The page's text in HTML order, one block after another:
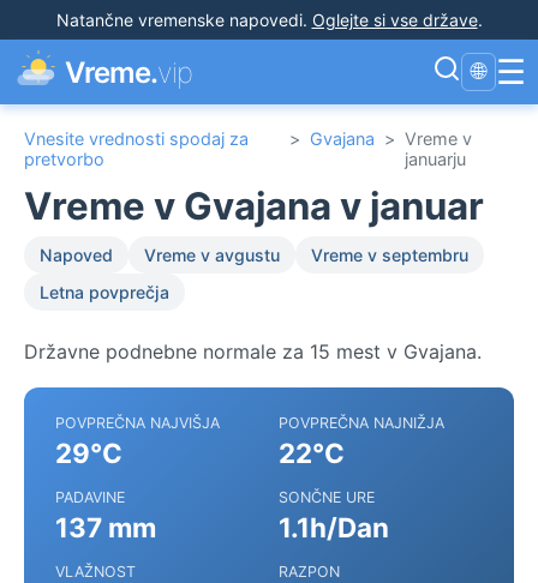
Natančne vremenske napovedi. Oglejte si vse države.
Vreme.vip 🌐 ☰
Vnesite vrednosti spodaj za
pretvorbo
> Gvajana > Vreme v
januarju
Vreme v Gvajana v januar
Napoved Vreme v avgustu
Vreme v septembru
Letna povprečja
Državne podnebne normale za 15 mest v Gvajana.
POVPREČNA NAJVIŠJA
29°C
POVPREČNA NAJNIŽJA
22°C
PADAVINE
137 mm
SONČNE URE
1.1h/Dan
VLAŽNOST RAZPON